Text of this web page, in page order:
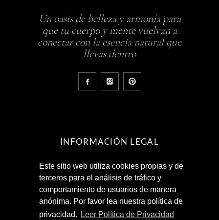
Este sitio web utiliza cookies propias y de
terceros para el análisis de tráfico y
comportamiento de usuarios de manera
anónima. Por favor lea nuestra política de
privacidad.
Leer Política de Privacidad
Un oasis de belleza y armonía para
que tu cuerpo y mente vuelvan a
conectar con la esencia natural que
llevas dentro
INFORMACIÓN LEGAL
Aviso Legal
Política de Privacidad
Términos y Condiciones